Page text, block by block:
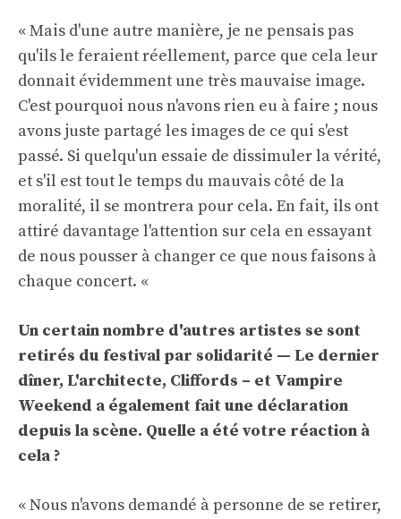
« Mais d'une autre manière, je ne pensais pas
qu'ils le feraient réellement, parce que cela leur
donnait évidemment une très mauvaise image.
C'est pourquoi nous n'avons rien eu à faire ; nous
avons juste partagé les images de ce qui s'est
passé. Si quelqu'un essaie de dissimuler la vérité,
et s'il est tout le temps du mauvais côté de la
moralité, il se montrera pour cela. En fait, ils ont
attiré davantage l'attention sur cela en essayant
de nous pousser à changer ce que nous faisons à
chaque concert. «
Un certain nombre d'autres artistes se sont
retirés du festival par solidarité — Le dernier
dîner, L'architecte, Cliffords – et Vampire
Weekend a également fait une déclaration
depuis la scène. Quelle a été votre réaction à
cela ?
« Nous n'avons demandé à personne de se retirer,